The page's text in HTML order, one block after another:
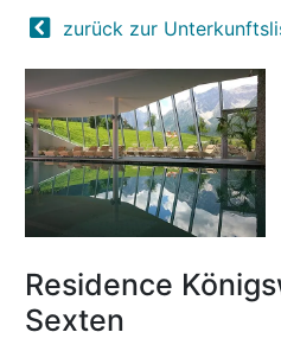
zurück zur
Residence
Sexten